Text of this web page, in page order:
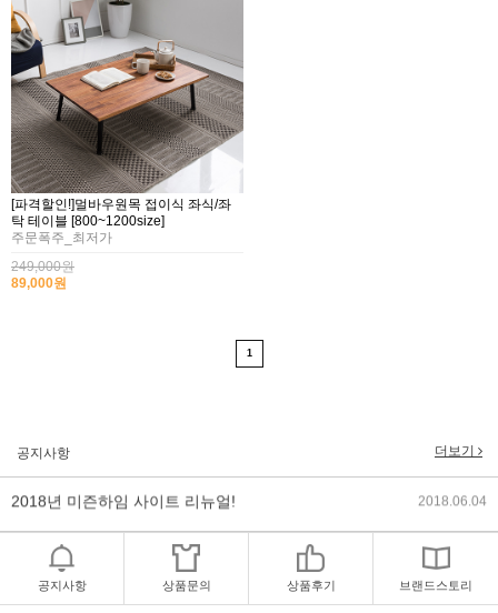
[파격할인!]멀바우원목 접이식 좌식/좌
탁 테이블 [800~1200size]
주문폭주_최저가
249,000원
89,000원
1
공지사항 더보기
2018년 야휴회 공지[상담/배송조..
2018년 모바일샵 리뉴얼 업데이.. 2018.04.10
공지사항 상품문의 상품후기 브랜드스토리